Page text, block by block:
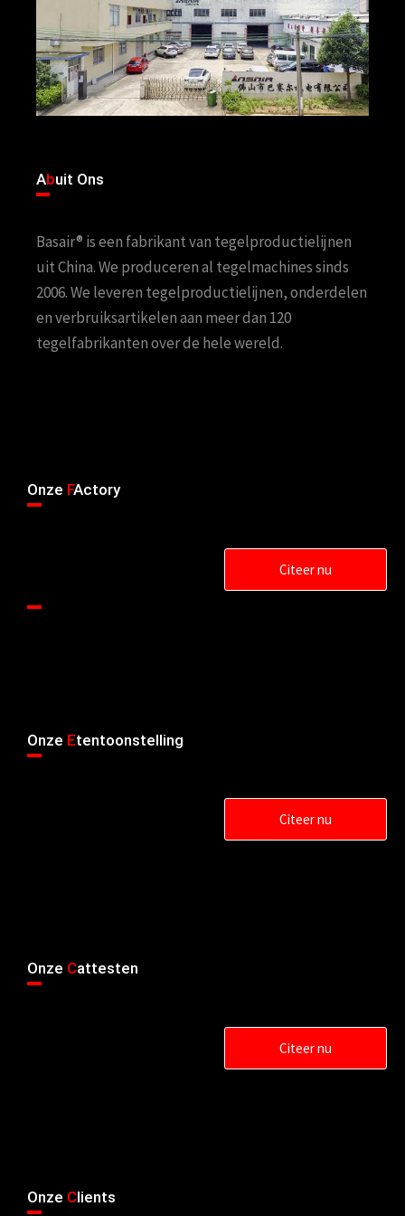
Abuit Ons
Basair® is een fabrikant van tegelproductielijnen
uit China. We produceren al tegelmachines sinds
2006. We leveren tegelproductielijnen, onderdelen
en verbruiksartikelen aan meer dan 120
tegelfabrikanten over de hele wereld.
Onze FActory
Citeer nu
Onze Etentoonstelling
Citeer nu
Onze Cattesten
Citeer nu
Onze Clients